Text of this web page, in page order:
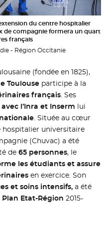
du centre hospitalier
de compagnie formera un quart
français
- Région Occitanie
(fondée en 1825),
Toulouse participe à la
français . Ses
l’Inra et Inserm lui
. Située au cœur
hospitalier universitaire
(Chuvac) a été
de65 personnes, le
les étudiants et assure
en exercice. Son
et soins intensifs, a été
Etat-Région 2015-